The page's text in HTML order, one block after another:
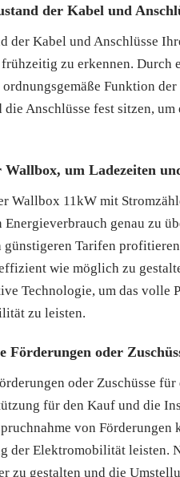
der Kabel und
der Kabel und Anschlüsse
zu erkennen.
Funktion
Anschlüsse fest sitzen,
um Ladezeiten
Wallbox 11kW mit
genau zu
günstigeren Tarifen
wie möglich zu
Technologie, um das volle
zu leisten.
Förderungen oder
oder Zuschüsse
für den Kauf und die
von Förderungen
der Elektromobilität leisten.
zu gestalten und die